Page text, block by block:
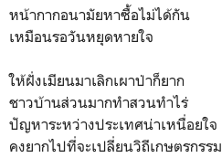
หน้ากากอนามัยหาซื้อไม่ได้กัน
เหมือนรอวันหยุดหายใจ
ให้ฝั่งเมียนมาเลิกเผาป่าก็ยาก
ชาวบ้านส่วนมากทำสวนทำไร่
ปัญหาระหว่างประเทศน่าเหนื่อยใจ
คงยากไปที่จะเปลี่ยนวิถีเกษตรกรรม